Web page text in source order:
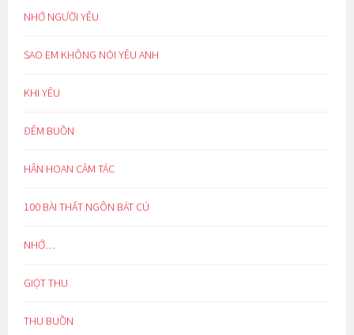
NHỚ NGƯỜI YÊU
SAO EM KHÔNG NÓI YÊU ANH
KHI YÊU
ĐÊM BUỒN
HÂN HOAN CẢM TÁC
100 BÀI THẤT NGÔN BÁT CÚ
NHỚ…
GIỌT THU
THU BUỒN